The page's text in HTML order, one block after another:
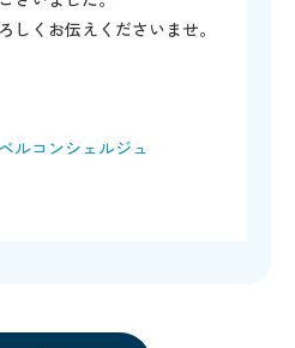
しくお伝えくださいませ。
ルコンシェルジュ